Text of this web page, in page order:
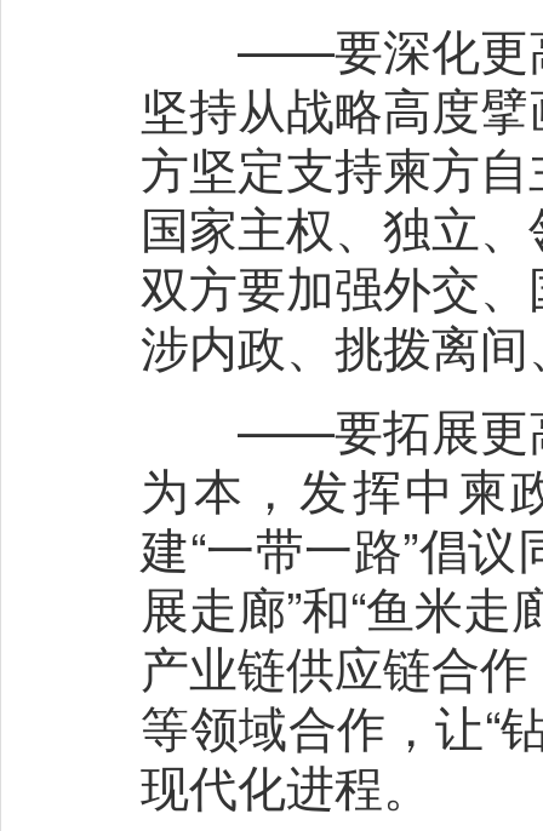
——要深化更高
坚持从战略高度
方坚定支持柬方
国家主权、独立
双方要加强外交
涉内政、挑拨离
——要拓展更高
为本，发挥中柬
建“一带一路”倡
展走廊”和“鱼米
产业链供应链合
等领域合作，让“
现代化进程。